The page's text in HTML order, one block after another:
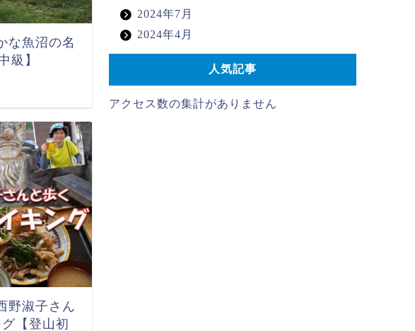
な魚沼の名
級】
野淑子さん
【登山初
2024年7月
2024年4月
人気記事
アクセス数の集計がありません